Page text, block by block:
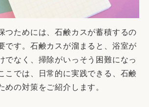
つためには、石鹸カスが蓄積するの
です。石鹸カスが溜まると、浴室が
でなく、掃除がいっそう困難になっ
こでは、日常的に実践できる、石鹸
めの対策をご紹介します。